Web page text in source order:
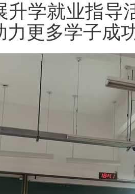
升学就业指导
力更多学子成